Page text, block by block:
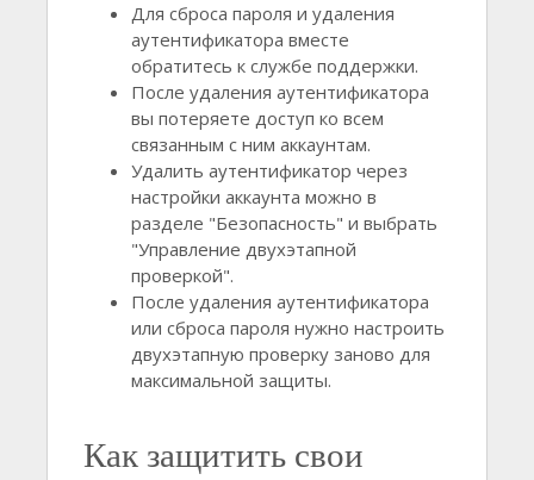
Для сброса пароля и удаления
аутентификатора вместе
обратитесь к службе поддержки.
После удаления аутентификатора
вы потеряете доступ ко всем
связанным с ним аккаунтам.
Удалить аутентификатор через
настройки аккаунта можно в
разделе "Безопасность" и выбрать
"Управление двухэтапной
проверкой".
После удаления аутентификатора
или сброса пароля нужно настроить
двухэтапную проверку заново для
максимальной защиты.
Как защитить свои